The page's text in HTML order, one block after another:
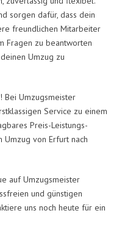
sorgen dafür, dass dein
freundlichen Mitarbeiter
Fragen zu beantworten
Umzug zu
Bei Umzugsmeister
Service zu einem
Preis-Leistungs-
Umzug von Erfurt nach
auf Umzugsmeister
und günstigen
uns noch heute für ein